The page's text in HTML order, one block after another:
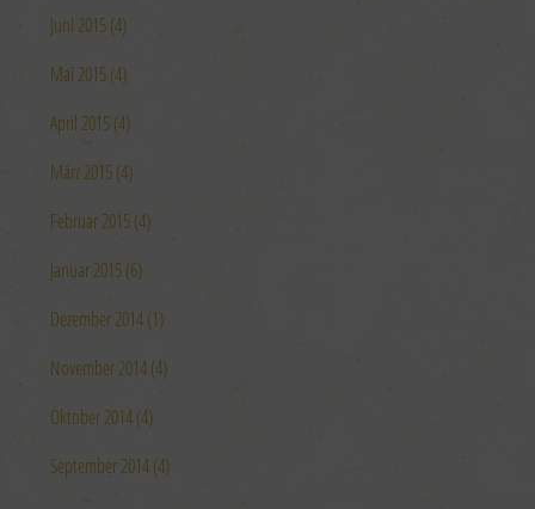
Juni 2015 (4)
Mai 2015 (4)
April 2015 (4)
März 2015 (4)
Februar 2015 (4)
Januar 2015 (6)
Dezember 2014 (1)
November 2014 (4)
Oktober 2014 (4)
September 2014 (4)